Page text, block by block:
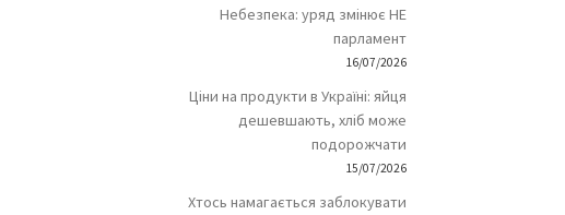
Небезпека: уряд змінює НЕ
парламент
16/07/2026
Ціни на продукти в Україні: яйця
дешевшають, хліб може
подорожчати
15/07/2026
Хтось намагається заблокувати